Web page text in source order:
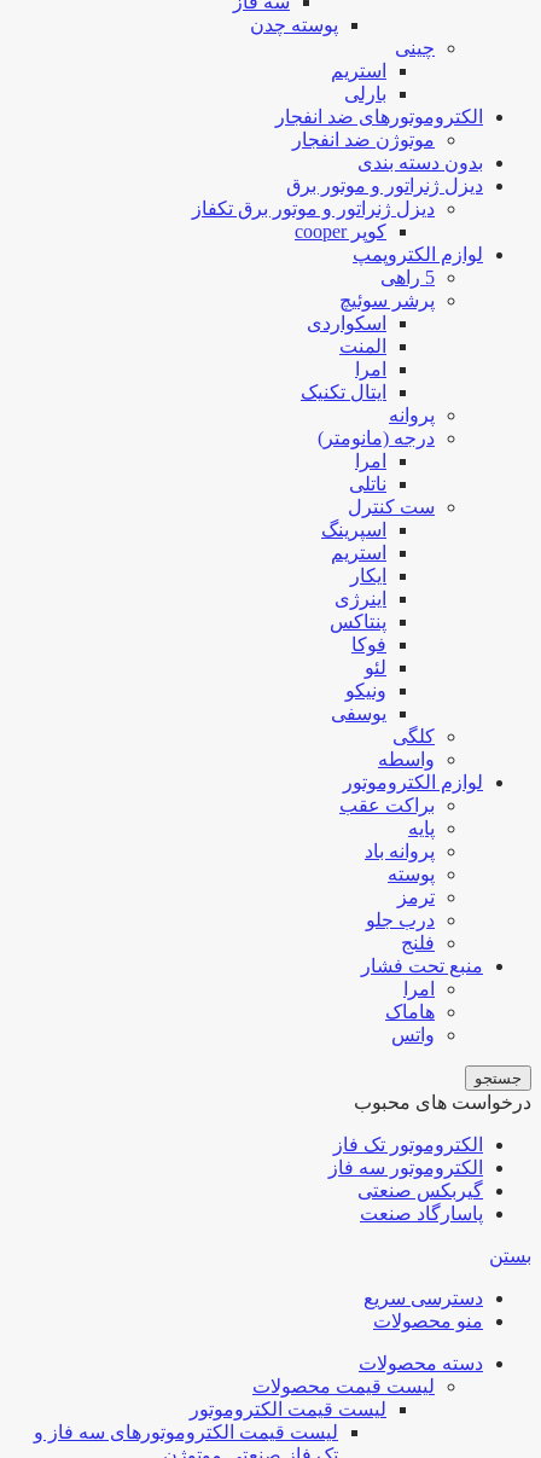
پوسته چدن
چینی
استریم
بارلی
الکتروموتورهای ضد انفجار
موتوژن ضد انفجار
بدون دسته بندی
دیزل ژنراتور و موتور برق
دیزل ژنراتور و موتور برق تکفاز
کوپر cooper
لوازم الکتروپمپ
5 راهی
پرشر سوئیچ
اسکواردی
المنت
امرا
ایتال تکنیک
پروانه
درجه (مانومتر)
امرا
ناتلی
ست کنترل
اسپرینگ
استریم
ایکار
اینرژی
پنتاکس
فوکا
لئو
ونیکو
یوسفی
کلگی
واسطه
لوازم الکتروموتور
براکت عقب
پایه
پروانه باد
پوسته
ترمز
درب جلو
فلنج
منبع تحت فشار
امرا
هاماک
واتس
جستجو
درخواست های محبوب
الکتروموتور تک فاز
الکتروموتور سه فاز
گیربکس صنعتی
پاسارگاد صنعت
بستن
دسترسی سریع
منو محصولات
دسته محصولات
لیست قیمت محصولات
لیست قیمت الکتروموتور
لیست قیمت الکتروموتورهای سه فاز و